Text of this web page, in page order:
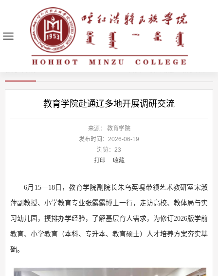
教育学院赴通辽多地开展调研交流
来源： 教育学院
发布时间：2026-06-19
浏览： 23
打印
收藏
6月15—18日，教育学院副院长朱乌英嘎带领艺术教研室宋淑
萍副教授、小学教育专业张露露博士一行，走访高校、教体局与实
习幼儿园，摸排办学经验，了解基层育人需求，为修订2026版学前
教育、小学教育（本科、专升本、教育硕士）人才培养方案夯实基
础。